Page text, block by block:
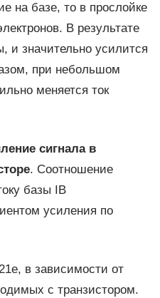
на базе, то в прослойке
В результате
и значительно усилится
при небольшом
меняется ток
сигнала в
. Cоотношение
базы IB
усиления по
в зависимости от
с транзистором.